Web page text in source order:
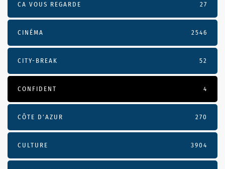
CA VOUS REGARDE 27
CINÉMA 2546
CITY-BREAK 52
CONFIDENT 4
CÔTE D’AZUR 270
CULTURE 3904